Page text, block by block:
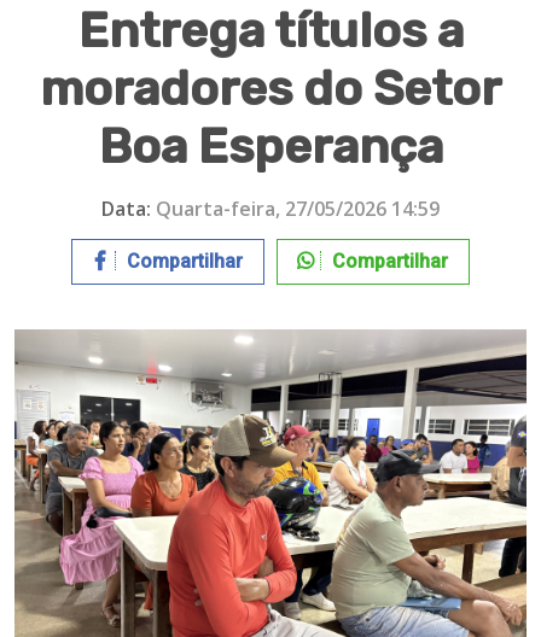
Entrega títulos a
moradores do Setor
Boa Esperança
Data: Quarta-feira, 27/05/2026 14:59
Compartilhar Compartilhar